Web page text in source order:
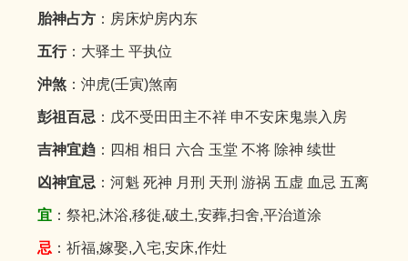
胎神占方：房床炉房内东
五行：大驿土 平执位
沖煞：沖虎(壬寅)煞南
彭祖百忌 ：戊不受田田主不祥 申不安床鬼祟入房
吉神宜趋：四相 相日 六合 玉堂 不将 除神 续世
凶神宜忌 ：河魁 死神 月刑 天刑 游祸 五虚 血忌 五离
宜：祭祀,沐浴,移徙,破土,安葬,扫舍,平治道涂
忌 ：祈福,嫁娶,入宅,安床,作灶